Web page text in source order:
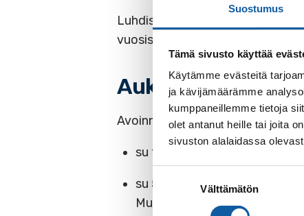
Suostumus
Tämä sivusto käyttää
Käytämme evästeitä
ja kävijämäärämme
kumppaneillemme tietoja
olet antanut heille tai joita
sivuston alalaidassa
valinta
Välttämätön
Luhdissa on esillä yli 1000
vuosisatojen aikana.
Aukioloajat
Avoinna kesällä 2026 vain:
su 14.6. klo 12-16
su 5.7. klo 12-16
Muina aikoina sopimuksen